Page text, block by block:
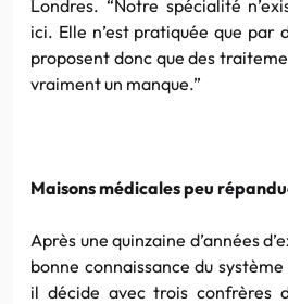
Londres. “Notre spécialité
ici. Elle n’est pratiquée que par
proposent donc que des
vraiment un manque.”
Maisons médicales peu
Après une quinzaine d’années
bonne connaissance du
il décide avec trois confrères